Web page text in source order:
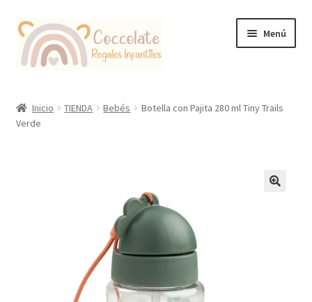
Ir
la
Ir
contenido
Menú
Coccolate Puericultura y Juguetería Educativa
Inicio TIENDA Bebés
Botella con Pajita 280 ml Tiny Trails
Verde